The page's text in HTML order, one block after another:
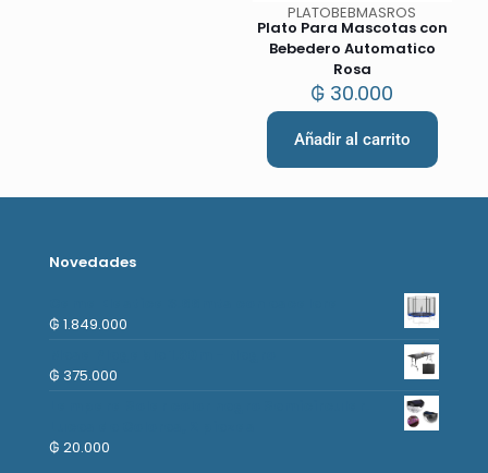
PLATOBEBMASROS
Plato Para Mascotas con
Bebedero Automatico
Rosa
₲ 30.000
Añadir al carrito
Novedades
₲ 1.849.000
₲ 375.000
₲ 20.000